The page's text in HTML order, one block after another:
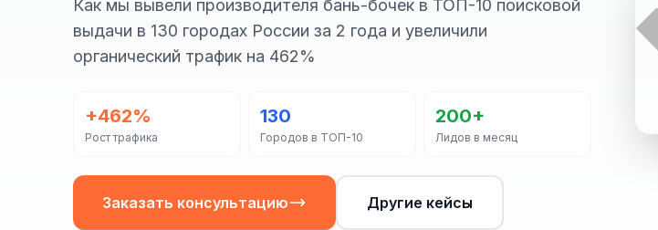
Как мы вывели производителя бань-бочек в ТОП-10 поисковой
выдачи в 130 городах России за 2 года и увеличили
органический трафик на 462%
+462%
Рост трафика
130
Городов в ТОП-10
200+
Лидов в месяц
Заказать консультацию Другие кейсы